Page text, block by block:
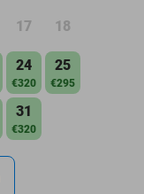
17 18
24
€320
25
€295
31
€320